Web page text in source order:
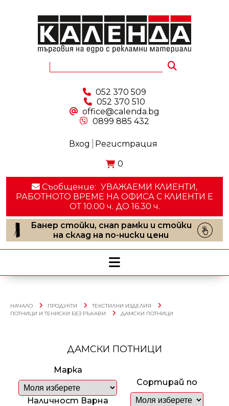
052 370 509
052 370 510
office@calenda.bg
0899 885 432
Вход Регистрация
0
Съобщение: УВАЖАЕМИ КЛИЕНТИ,
РАБОТНОТО ВРЕМЕ НА ОФИСА С КЛИЕНТИ E
ОТ 10.00 ч. ДО 16.30 ч.
Банер стойки, снап рамки и стойки
на склад на по-ниски цени
НАЧАЛО ПРОДУКТИ
ТЕКСТИЛНИ ИЗДЕЛИЯ
ПОТНИЦИ И ТЕНИСКИ БЕЗ РЪКАВИ
ДАМСКИ ПОТНИЦИ
ДАМСКИ ПОТНИЦИ
Марка
Наличност Варна
Сортирай по